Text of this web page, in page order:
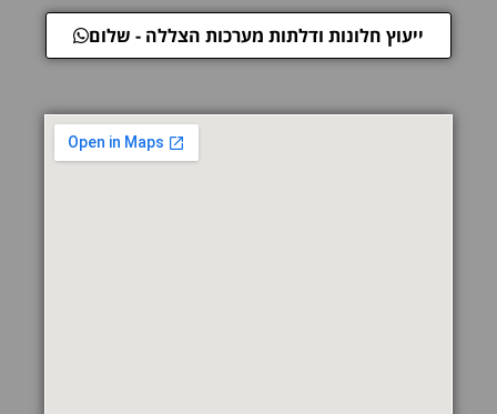
ייעוץ חלונות ודלתות מערכות הצללה - שלום